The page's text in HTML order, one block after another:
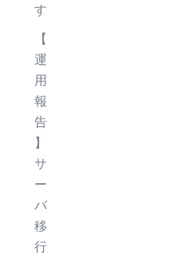
す
【
運
用
報
告
】
サ
ー
バ
移
行